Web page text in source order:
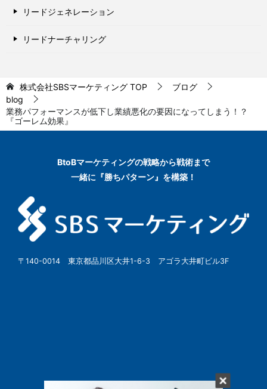
リードジェネレーション
リードナーチャリング
株式会社SBSマーケティング TOP
ブログ
blog
業務パフォーマンスが低下し業績悪化の要因になってしまう！？
『ゴーレム効果』
BtoBマーケティングの戦略から戦術まで
一緒に『勝ちパターン』を構築！
〒140-0014 東京都品川区大井1-6-3 アゴラ大井町ビル3F